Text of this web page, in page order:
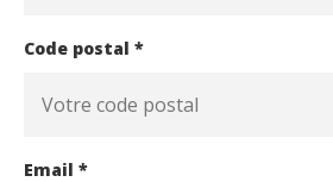
Code postal *
Email *